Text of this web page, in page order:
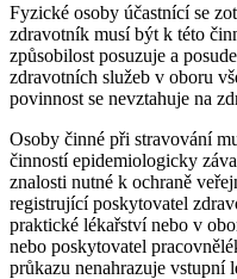
Fyzické osoby účastnící se
zdravotník musí být k této
způsobilost posuzuje a
zdravotních služeb v oboru
povinnost se nevztahuje na
Osoby činné při stravování
činností epidemiologicky
znalosti nutné k ochraně
registrující poskytovatel
praktické lékařství nebo v
nebo poskytovatel
průkazu nenahrazuje vstupní